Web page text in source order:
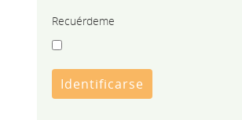
Recuérdeme
Identificarse